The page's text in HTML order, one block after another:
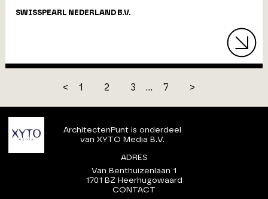
SWISSPEARL NEDERLAND B.V.
< 1 2 3 ... 7 >
ArchitectenPunt is onderdeel
van XYTO Media B.V.
ADRES
Van Benthuizenlaan 1
1701 BZ Heerhugowaard
CONTACT